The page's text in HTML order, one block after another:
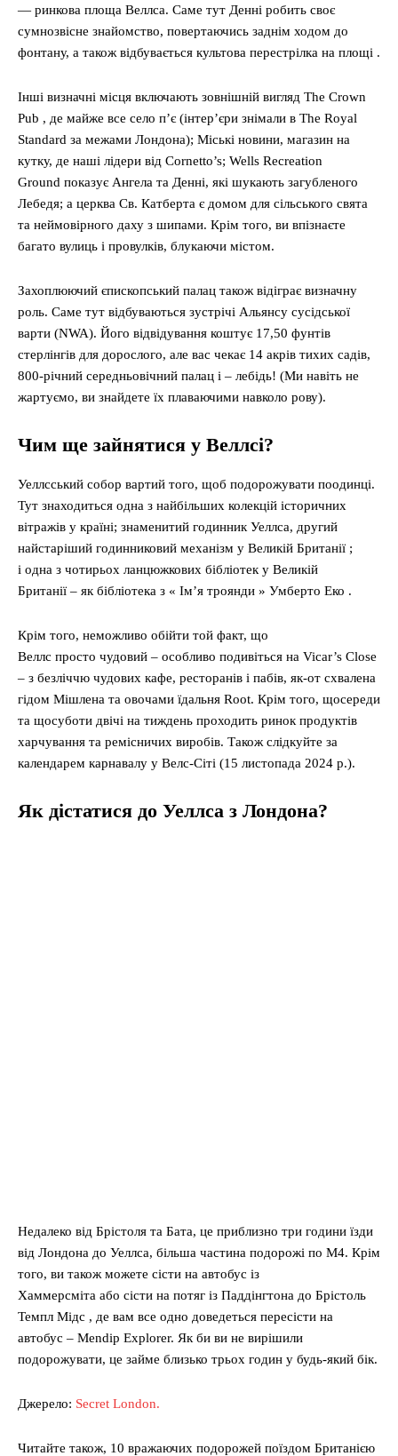
— ринкова площа Веллса. Саме тут Денні робить своє
сумнозвісне знайомство, повертаючись заднім ходом до
фонтану, а також відбувається культова перестрілка на площі .
Інші визначні місця включають зовнішній вигляд The ​​Crown
Pub , де майже все село п’є (інтер’єри знімали в The Royal
Standard за межами Лондона); Міські новини, магазин на
кутку, де наші лідери від Cornetto’s; Wells Recreation
Ground показує Ангела та Денні, які шукають загубленого
Лебедя; а церква Св. Катберта є домом для сільського свята
та неймовірного даху з шипами. Крім того, ви впізнаєте
багато вулиць і провулків, блукаючи містом.
Захоплюючий єпископський палац також відіграє визначну
роль. Саме тут відбуваються зустрічі Альянсу сусідської
варти (NWA). Його відвідування коштує 17,50 фунтів
стерлінгів для дорослого, але вас чекає 14 акрів тихих садів,
800-річний середньовічний палац і – лебідь! (Ми навіть не
жартуємо, ви знайдете їх плаваючими навколо рову).
Чим ще зайнятися у Веллсі?
Уеллсський собор вартий того, щоб подорожувати поодинці.
Тут знаходиться одна з найбільших колекцій історичних
вітражів у країні; знаменитий годинник Уеллса, другий
найстаріший годинниковий механізм у Великій Британії ;
і одна з чотирьох ланцюжкових бібліотек у Великій
Британії – як бібліотека з « Ім’я троянди » Умберто Еко .
Крім того, неможливо обійти той факт, що
Веллс просто чудовий – особливо подивіться на Vicar’s Close
– з безліччю чудових кафе, ресторанів і пабів, як-от схвалена
гідом Мішлена та овочами їдальня Root. Крім того, щосереди
та щосуботи двічі на тиждень проходить ринок продуктів
харчування та ремісничих виробів. Також слідкуйте за
календарем карнавалу у Велс-Сіті (15 листопада 2024 р.).
Як дістатися до Уеллса з Лондона?
Недалеко від Брістоля та Бата, це приблизно три години їзди
від Лондона до Уеллса, більша частина подорожі по M4. Крім
того, ви також можете сісти на автобус із
Хаммерсміта або сісти на потяг із Паддінгтона до Брістоль
Темпл Мідс , де вам все одно доведеться пересісти на
автобус – Mendip Explorer. Як би ви не вирішили
подорожувати, це займе близько трьох годин у будь-який бік.
Джерело: Secret London.
Читайте також, 10 вражаючих подорожей поїздом Британією